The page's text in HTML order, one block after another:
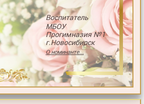
Воспитатель
МБОУ
Прогимназия №1
г.Новосибирск
О номинанте...